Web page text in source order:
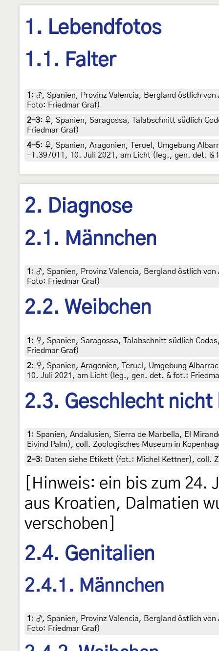
1. Lebendfotos
1.1. Falter
1 : ♂, Spanien, Provinz Valencia, Bergland östlich
Foto: Friedmar Graf)
2-3: ♀, Spanien, Saragossa, Talabschnitt südlich
Friedmar Graf)
4-5: ♀, Spanien, Aragonien, Teruel, Umgebung
-1.397011, 10. Juli 2021, am Licht (leg., gen. det. &
2. Diagnose
2.1. Männchen
1 : ♂, Spanien, Provinz Valencia, Bergland östlich
Foto: Friedmar Graf)
2.2. Weibchen
1 : ♀, Spanien, Saragossa, Talabschnitt südlich
Friedmar Graf)
2: ♀, Spanien, Aragonien, Teruel, Umgebung
10. Juli 2021, am Licht (leg., gen. det. & fot.:
2.3. Geschlecht nicht
1 : Spanien, Andalusien, Sierra de Marbella, El
Eivind Palm), coll. Zoologisches Museum in
2-3: Daten siehe Etikett (fot.: Michel Kettner), coll.
[Hinweis: ein bis zum 24.
aus Kroatien, Dalmatien
verschoben]
2.4. Genitalien
2.4.1. Männchen
1 : ♂, Spanien, Provinz Valencia, Bergland östlich
Foto: Friedmar Graf)